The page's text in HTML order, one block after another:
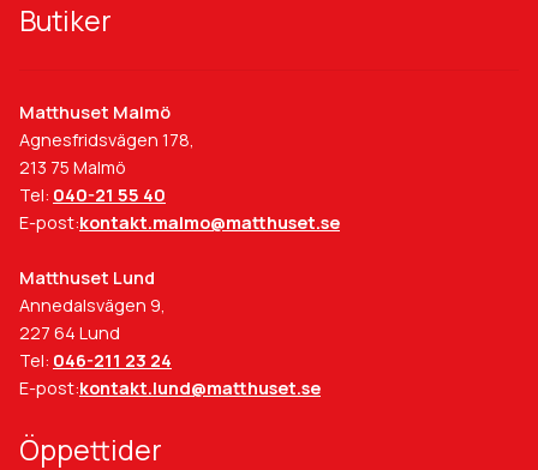
Butiker
Matthuset Malmö
Agnesfridsvägen 178,
213 75 Malmö
Tel: 040-21 55 40
E-post:kontakt.malmo@matthuset.se
Matthuset Lund
Annedalsvägen 9,
227 64 Lund
Tel: 046-211 23 24
E-post:kontakt.lund@matthuset.se
Öppettider